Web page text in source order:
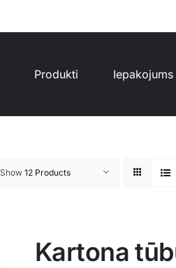
Produkti Iepakojums
Show 12 Products
Kartona